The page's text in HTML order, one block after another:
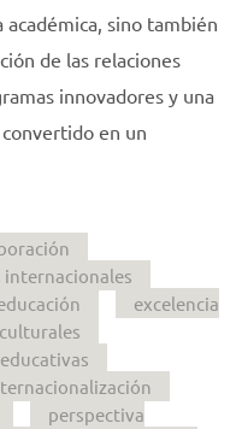
académica, sino también
de las relaciones
innovadores y una
en un
internacionales
excelencia
perspectiva